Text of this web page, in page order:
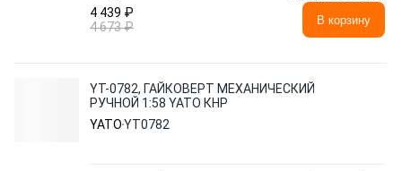
4 439 ₽
4 673 ₽
В корзину
YT-0782, ГАЙКОВЕРТ МЕХАНИЧЕСКИЙ
РУЧНОЙ 1:58 YATO КНР
YATOYT0782